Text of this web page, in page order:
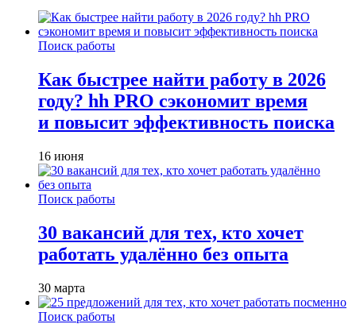
Поиск работы
Как быстрее найти работу в 2026
году? hh PRO сэкономит время
и повысит эффективность поиска
16 июня
Поиск работы
30 вакансий для тех, кто хочет
работать удалённо без опыта
30 марта
Поиск работы